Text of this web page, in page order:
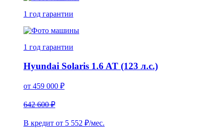
1 год гарантии
1 год гарантии
Hyundai Solaris 1.6 AT (123 л.с.)
от 459 000 ₽
642 600 ₽
В кредит от 5 552 ₽/мес.